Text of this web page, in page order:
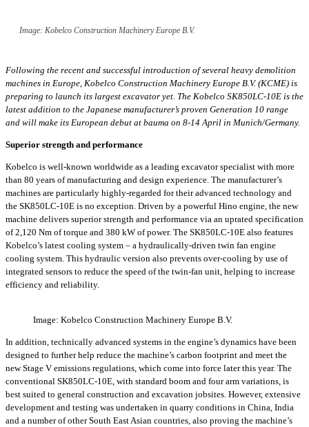
Image: Kobelco Construction Machinery Europe B.V.
Following the recent and successful introduction of several heavy demolition
machines in Europe, Kobelco Construction Machinery Europe B.V. (KCME) is
preparing to launch its largest excavator yet. The Kobelco SK850LC-10E is the
latest addition to the Japanese manufacturer’s proven Generation 10 range
and will make its European debut at bauma on 8-14 April in Munich/Germany.
Superior strength and performance
Kobelco is well-known worldwide as a leading excavator specialist with more
than 80 years of manufacturing and design experience. The manufacturer’s
machines are particularly highly-regarded for their advanced technology and
the SK850LC-10E is no exception. Driven by a powerful Hino engine, the new
machine delivers superior strength and performance via an uprated specification
of 2,120 Nm of torque and 380 kW of power. The SK850LC-10E also features
Kobelco’s latest cooling system – a hydraulically-driven twin fan engine
cooling system. This hydraulic version also prevents over-cooling by use of
integrated sensors to reduce the speed of the twin-fan unit, helping to increase
efficiency and reliability.
Image: Kobelco Construction Machinery Europe B.V.
In addition, technically advanced systems in the engine’s dynamics have been
designed to further help reduce the machine’s carbon footprint and meet the
new Stage V emissions regulations, which come into force later this year. The
conventional SK850LC-10E, with standard boom and four arm variations, is
best suited to general construction and excavation jobsites. However, extensive
development and testing was undertaken in quarry conditions in China, India
and a number of other South East Asian countries, also proving the machine’s